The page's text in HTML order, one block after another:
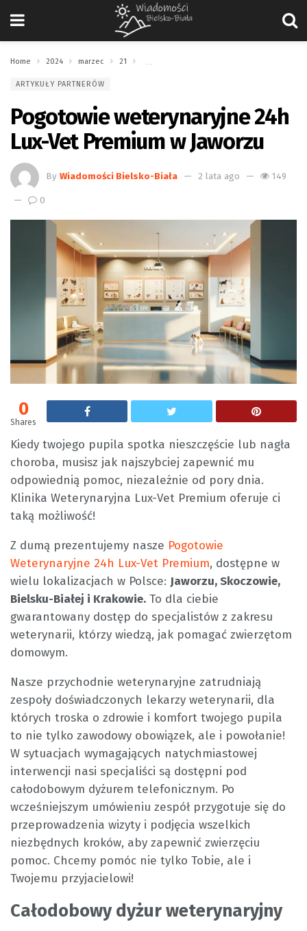
Home 2024 marzec 21
ARTYKUŁY PARTNERÓW
Pogotowie weterynaryjne 24h
Lux-Vet Premium w Jaworzu
By Wiadomości Bielsko-Biała 2 lata ago 149
0
0
Shares
Kiedy twojego pupila spotka nieszczęście lub nagła
choroba, musisz jak najszybciej zapewnić mu
odpowiednią pomoc, niezależnie od pory dnia.
Klinika Weterynaryjna Lux-Vet Premium oferuje ci
taką możliwość!
Z dumą prezentujemy nasze Pogotowie
Weterynaryjne 24h Lux-Vet Premium, dostępne w
wielu lokalizacjach w Polsce: Jaworzu, Skoczowie,
Bielsku-Białej i Krakowie. To dla ciebie
gwarantowany dostęp do specjalistów z zakresu
weterynarii, którzy wiedzą, jak pomagać zwierzętom
domowym.
Nasze przychodnie weterynaryjne zatrudniają
zespoły doświadczonych lekarzy weterynarii, dla
których troska o zdrowie i komfort twojego pupila
to nie tylko zawodowy obowiązek, ale i powołanie!
W sytuacjach wymagających natychmiastowej
interwencji nasi specjaliści są dostępni pod
całodobowym dyżurem telefonicznym. Po
wcześniejszym umówieniu zespół przygotuje się do
przeprowadzenia wizyty i podjęcia wszelkich
niezbędnych kroków, aby zapewnić zwierzęciu
pomoc. Chcemy pomóc nie tylko Tobie, ale i
Twojemu przyjacielowi!
Całodobowy dyżur weterynaryjny